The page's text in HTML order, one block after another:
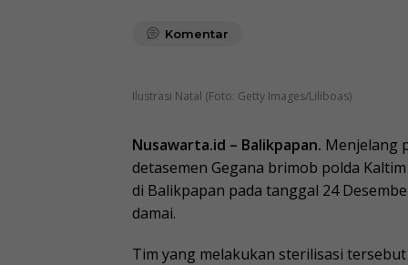
Komentar
Ilustrasi Natal (Foto: Getty Images/Liliboas)
Nusawarta.id – Balikpapan. Menjelang
detasemen Gegana brimob polda
di Balikpapan pada tanggal 24
damai.
Tim yang melakukan sterilisasi